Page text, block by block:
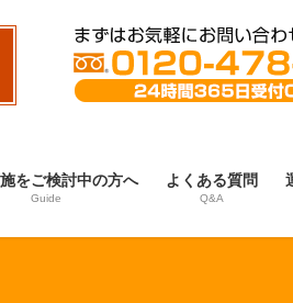
をご検討中の方へ
Guide
よくある質問
Q&A